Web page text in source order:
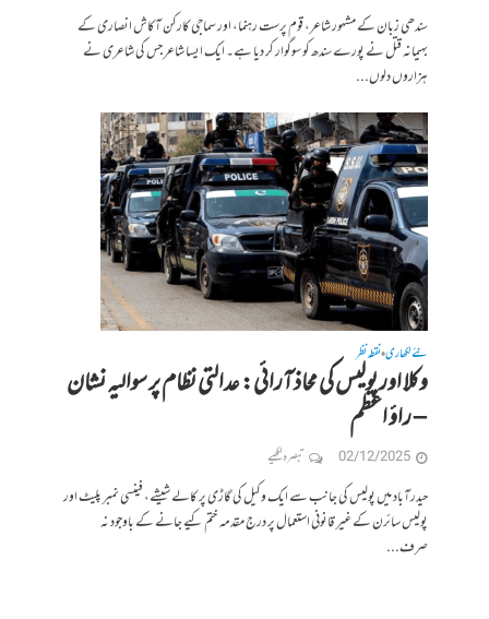
سندھی زبان کے مشہور شاعر، قوم پرست رہنما، اور سماجی کارکن آکاش انصاری کے
بہیمانہ قتل نے پورے سندھ کو سوگوار کر دیا ہے۔ ایک ایسا شاعر جس کی شاعری نے
ہزاروں دلوں...
نئے لکھاری•نقطہ نظر
وکلا اور پولیس کی محاذ آرائی: عدالتی نظام پر سوالیہ نشان
– راؤ اعظم
02/12/2025 تبصرہ لکھیے
حیدرآباد میں پولیس کی جانب سے ایک وکیل کی گاڑی پر کالے شیشے، فینسی نمبر پلیٹ اور
پولیس سائرن کے غیر قانونی استعمال پر درج مقدمہ ختم کیے جانے کے باوجود نہ
صرف...